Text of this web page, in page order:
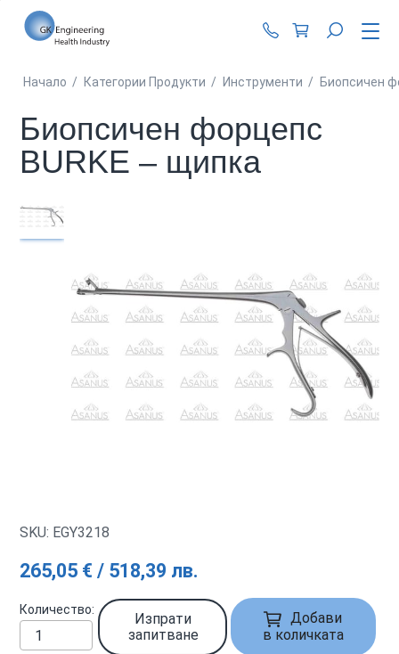
+359 87 990 62
Начало / Категории Продукти / Инструменти / Биопсичен
Биопсичен форцепс
BURKE – щипка
SKU: EGY3218
265,05 € / 518,39 лв.
Количество
Изпрати
запитване
Добави
в количката